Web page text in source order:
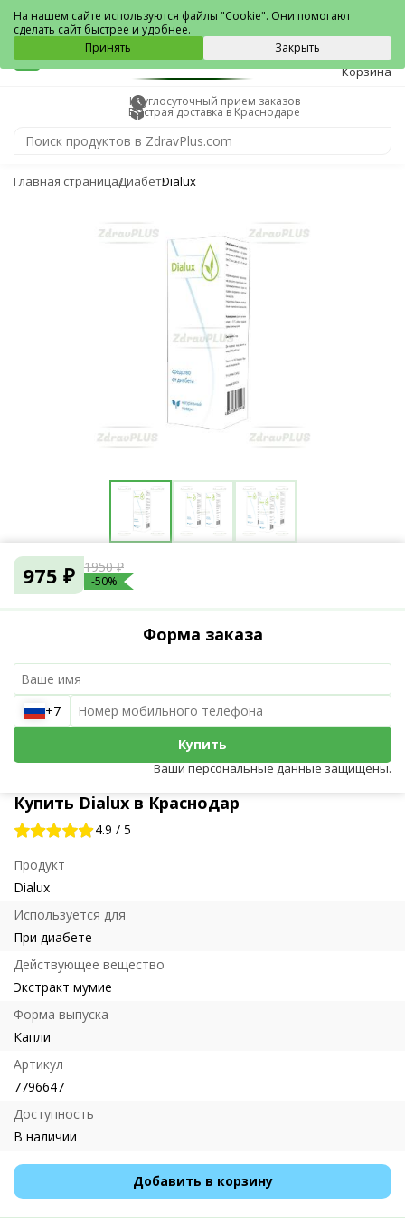
Краснодар
0
Корзина
Круглосуточный прием заказов
Быстрая доставка в Краснодаре
Главная страницаДиабетDialux
Купить Dialux в Краснодар
4.9 / 5
Продукт
Dialux
Используется для
При диабете
Действующее вещество
Экстракт мумие
Форма выпуска
Капли
Артикул
7796647
Доступность
В наличии
Добавить в корзину
975 ₽ 1950 ₽
-50%
Форма заказа
+7
Купить
Ваши персональные данные защищены.
На нашем сайте используются файлы "Cookie". Они помогают
сделать сайт быстрее и удобнее.
Принять
Закрыть